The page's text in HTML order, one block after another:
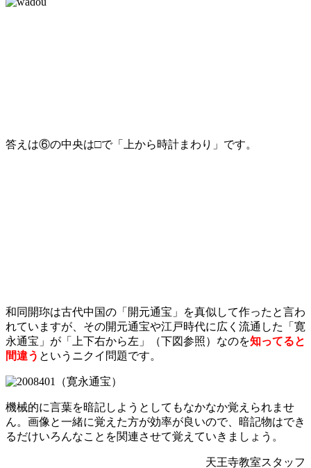
答えは⑥の中央は□で「上から時計まわり」です。
和同開珎は古代中国の「開元通宝」を真似して作ったと言わ
れていますが、その開元通宝や江戸時代に広く流通した「寛
永通宝」が「上下右から左」（下図参照）なのを知ってると
間違う というニクイ問題です。
（寛永通宝）
機械的に言葉を暗記しようとしてもなかなか覚えられませ
ん。画像と一緒に覚えた方が効率が良いので、暗記物はでき
るだけいろんなことを関連させて覚えていきましょう。
天王寺教室スタッフ